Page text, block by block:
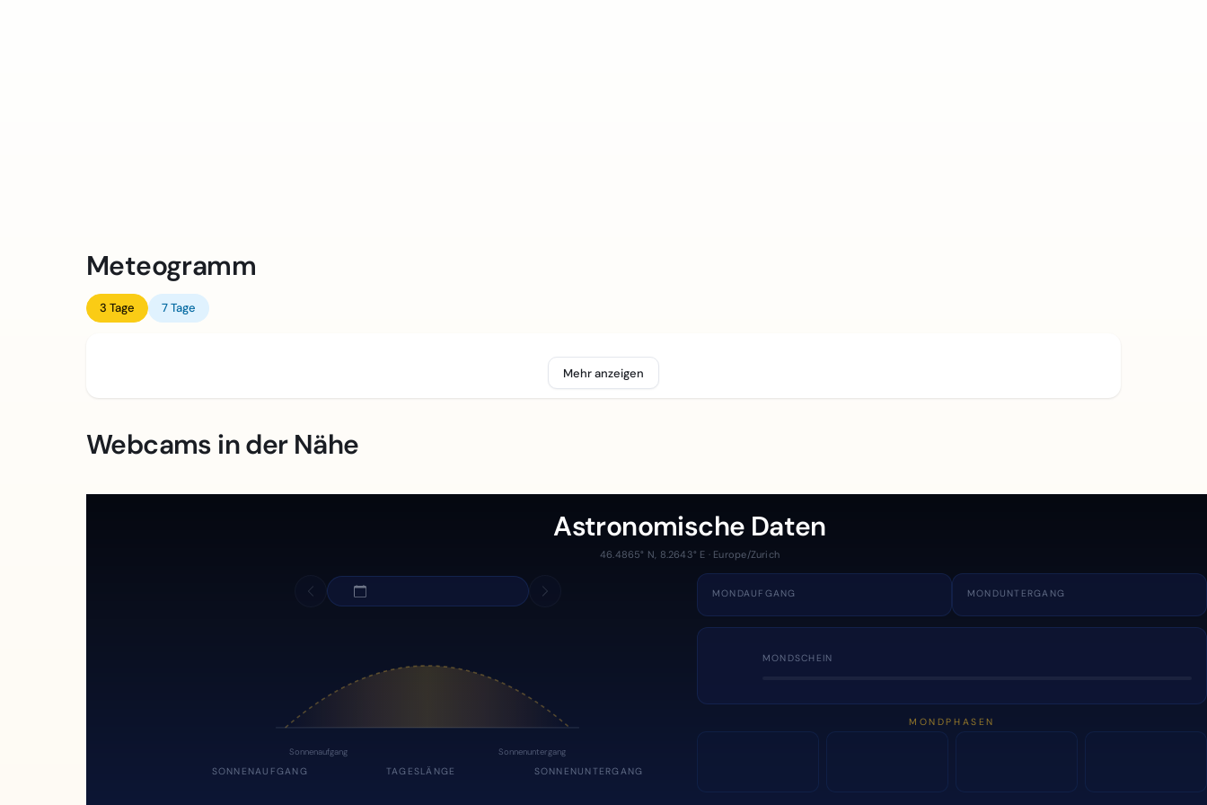
Meteogramm
3 Tage 7 Tage
Mehr anzeigen
Webcams in der Nähe
Astronomische Daten
46.4865° N, 8.2643° E · Europe/Zurich
Sonnenaufgang Sonnenuntergang
SONNENAUFGANG TAGESLÄNGE SONNENUNTERGANG
MONDAUFGANG MONDUNTERGANG
MONDSCHEIN
MONDPHASEN